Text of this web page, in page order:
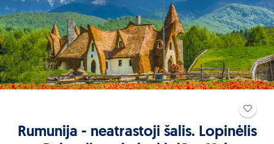
Paskutinė
minutė
Pažintinės
kelionės
Egzotinės
kelionės
Kruizai
Rumunija - neatrastoji šalis. Lopinėlis